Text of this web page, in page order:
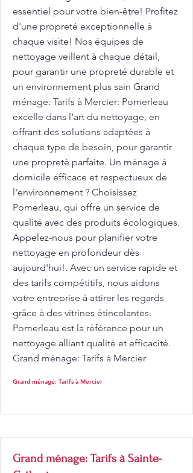
essentiel pour votre bien-être! Profitez
d'une propreté exceptionnelle à
chaque visite! Nos équipes de
nettoyage veillent à chaque détail,
pour garantir une propreté durable et
un environnement plus sain Grand
ménage: Tarifs à Mercier: Pomerleau
excelle dans l'art du nettoyage, en
offrant des solutions adaptées à
chaque type de besoin, pour garantir
une propreté parfaite. Un ménage à
domicile efficace et respectueux de
l'environnement ? Choisissez
Pomerleau, qui offre un service de
qualité avec des produits écologiques.
Appelez-nous pour planifier votre
nettoyage en profondeur dès
aujourd'hui!. Avec un service rapide et
des tarifs compétitifs, nous aidons
votre entreprise à attirer les regards
grâce à des vitrines étincelantes.
Pomerleau est la référence pour un
nettoyage alliant qualité et efficacité.
Grand ménage: Tarifs à Mercier
Grand ménage: Tarifs à Mercier
Grand ménage: Tarifs à Sainte-